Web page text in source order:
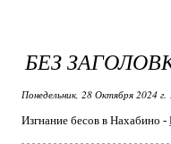
БЕЗ
Понедельник, 28 Октября 2024
Изгнание бесов в Нахабино -